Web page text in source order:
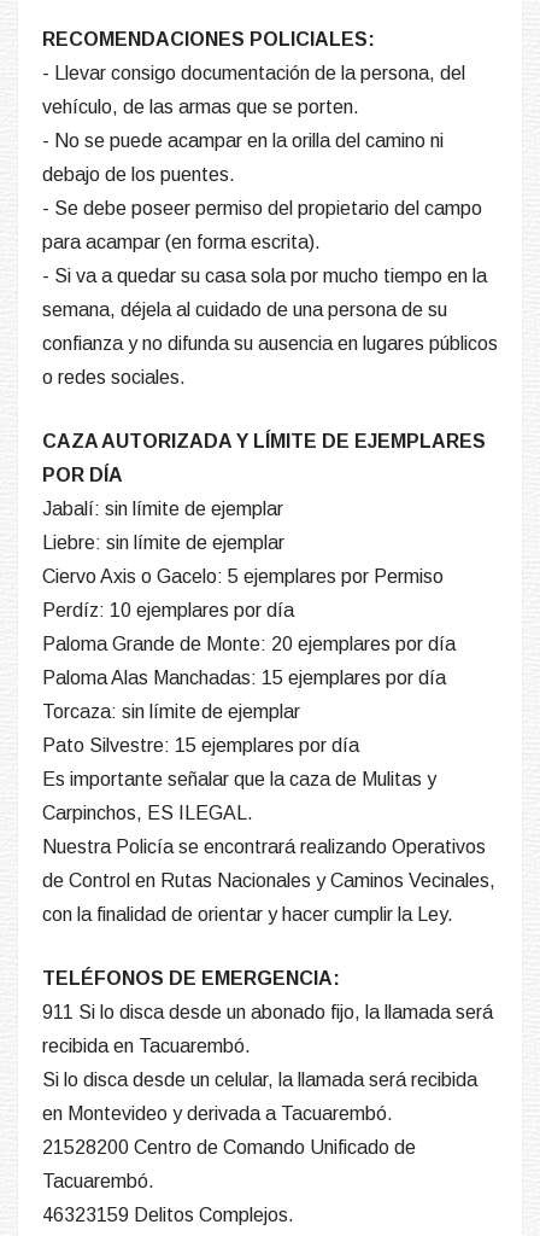
RECOMENDACIONES POLICIALES:
- Llevar consigo documentación de la persona, del
vehículo, de las armas que se porten.
- No se puede acampar en la orilla del camino ni
debajo de los puentes.
- Se debe poseer permiso del propietario del campo
para acampar (en forma escrita).
- Si va a quedar su casa sola por mucho tiempo en la
semana, déjela al cuidado de una persona de su
confianza y no difunda su ausencia en lugares públicos
o redes sociales.
CAZA AUTORIZADA Y LÍMITE DE EJEMPLARES
POR DÍA
Jabalí: sin límite de ejemplar
Liebre: sin límite de ejemplar
Ciervo Axis o Gacelo: 5 ejemplares por Permiso
Perdíz: 10 ejemplares por día
Paloma Grande de Monte: 20 ejemplares por día
Paloma Alas Manchadas: 15 ejemplares por día
Torcaza: sin límite de ejemplar
Pato Silvestre: 15 ejemplares por día
Es importante señalar que la caza de Mulitas y
Carpinchos, ES ILEGAL.
Nuestra Policía se encontrará realizando Operativos
de Control en Rutas Nacionales y Caminos Vecinales,
con la finalidad de orientar y hacer cumplir la Ley.
TELÉFONOS DE EMERGENCIA:
911 Si lo disca desde un abonado fijo, la llamada será
recibida en Tacuarembó.
Si lo disca desde un celular, la llamada será recibida
en Montevideo y derivada a Tacuarembó.
21528200 Centro de Comando Unificado de
Tacuarembó.
46323159 Delitos Complejos.